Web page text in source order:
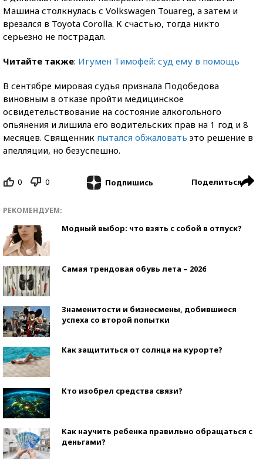
Машина столкнулась с Volkswagen Touareg, а затем и
врезался в Toyota Corolla. К счастью, тогда никто
серьезно не пострадал.
Читайте также: Игумен Тимофей: суд ему в помощь
В сентябре мировая судья признала Подобедова
виновным в отказе пройти медицинское
освидетельствование на состояние алкогольного
опьянения и лишила его водительских прав на 1 год и 8
месяцев. Священник пытался обжаловать это решение в
апелляции, но безуспешно.
0 0 Подпишись Поделиться
РЕКОМЕНДУЕМ:
Модный выбор: что взять с собой в отпуск?
Самая трендовая обувь лета – 2026
Знаменитости и бизнесмены, добившиеся
успеха со второй попытки
Как защититься от солнца на курорте?
Кто изобрел средства связи?
Как научить ребенка правильно обращаться с
деньгами?